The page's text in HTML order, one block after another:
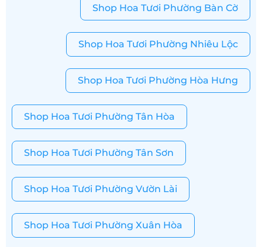
Shop Hoa Tươi Phường Bàn Cờ
Shop Hoa Tươi Phường Nhiêu Lộc
Shop Hoa Tươi Phường Hòa Hưng
Shop Hoa Tươi Phường Tân Hòa
Shop Hoa Tươi Phường Tân Sơn
Shop Hoa Tươi Phường Vườn Lài
Shop Hoa Tươi Phường Xuân Hòa